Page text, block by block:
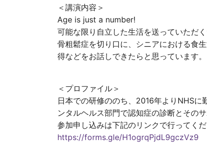
＜講演内容＞
Age is just a number!
可能な限り自立した生活を送っていただ
骨粗鬆症を切り口に、シニアにおける食
得などをお話しできたらと思っています。
＜プロファイル＞
日本での研修ののち、2016年よりNHS
ンタルヘルス部門で認知症の診断とそのサ
参加申し込みは下記のリンクで行ってくだ
https://forms.gle/H1ogrqPjdL9gczVz9